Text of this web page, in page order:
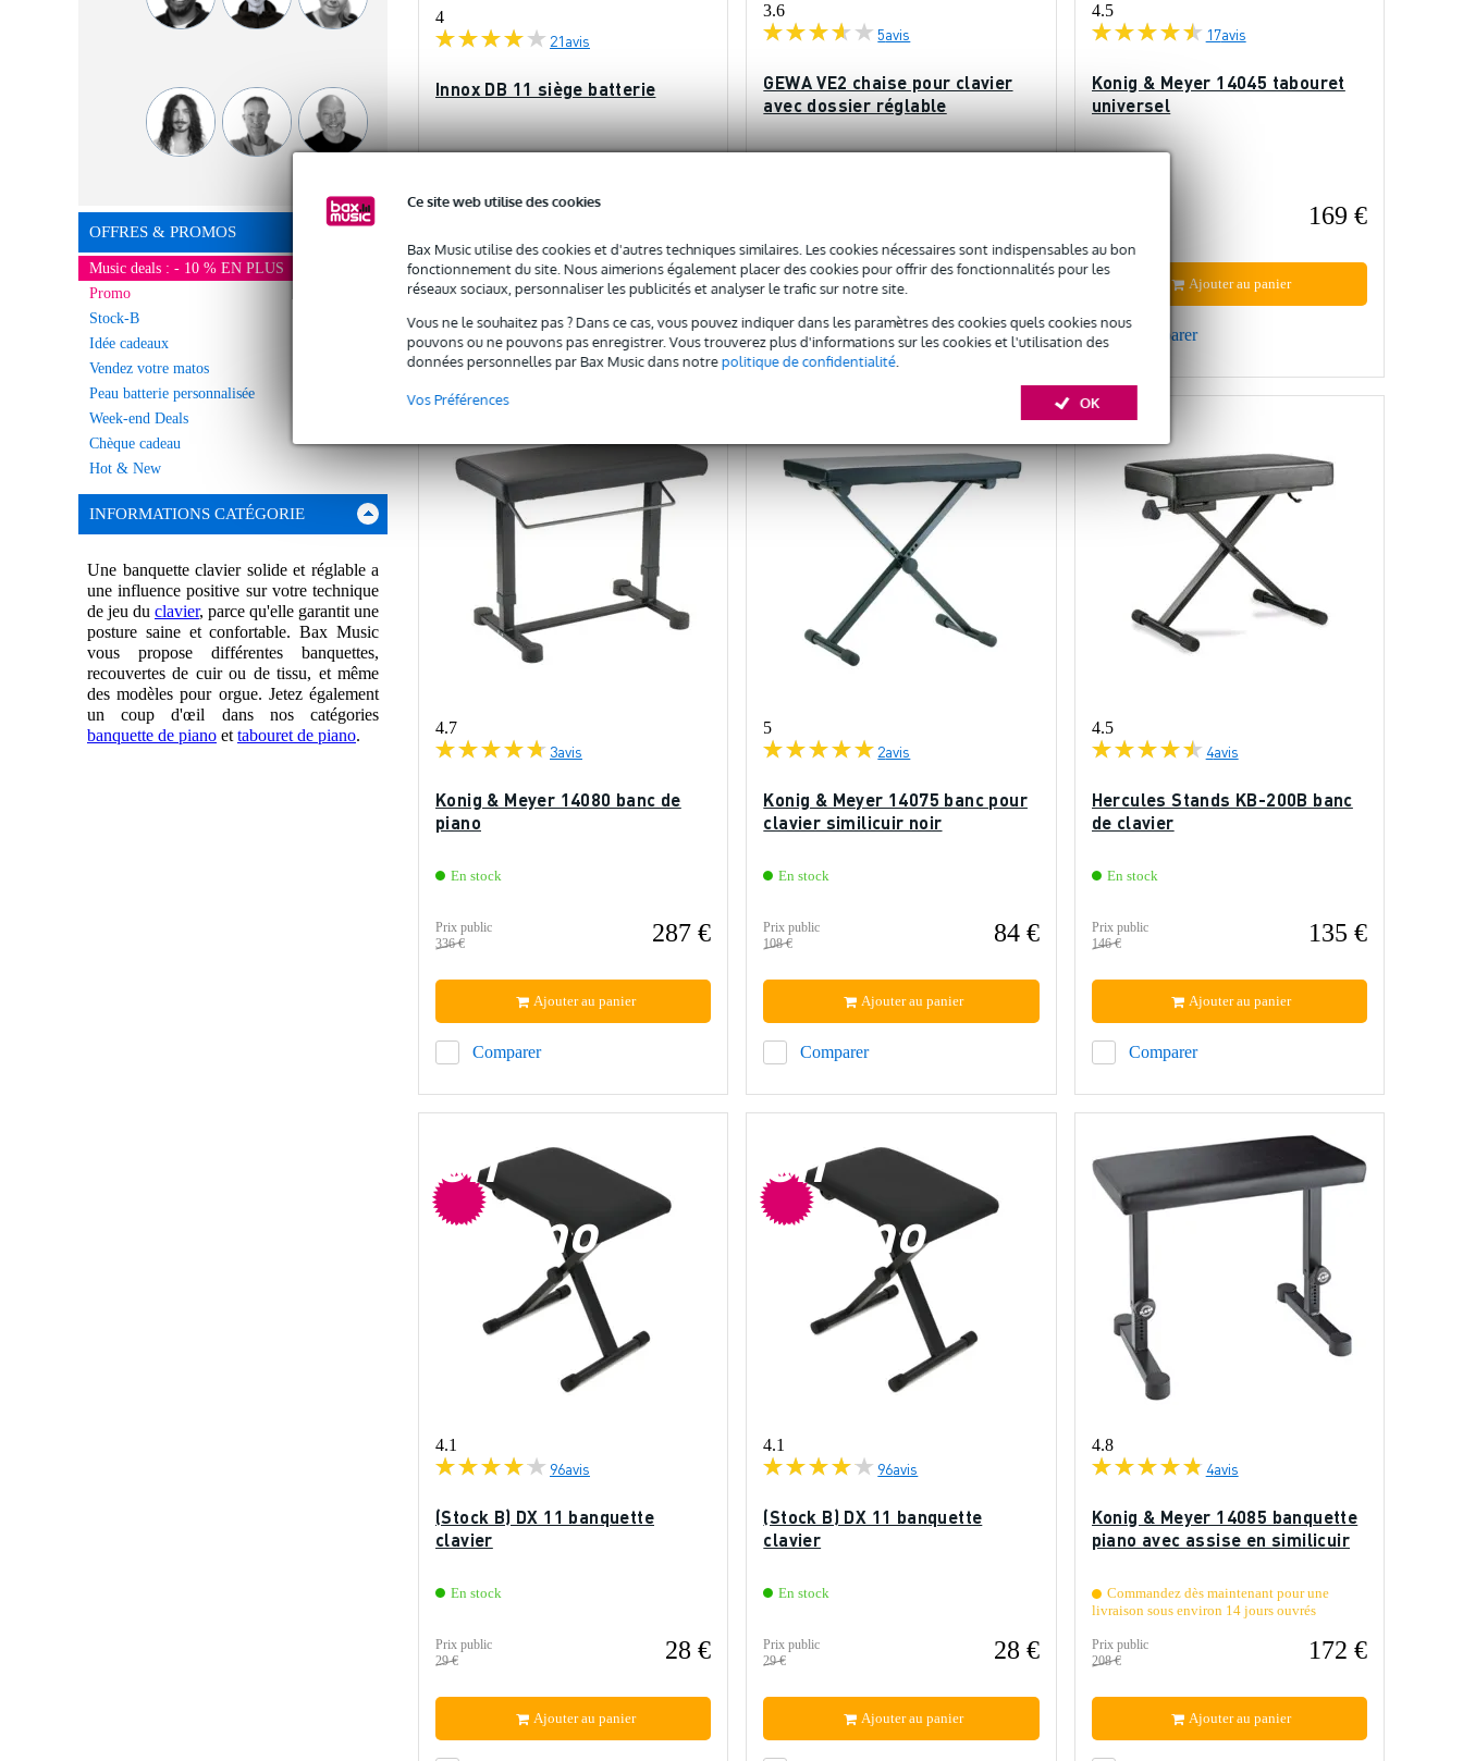
Ce site web utilise des cookies
Bax Music utilise des cookies et d'autres techniques similaires. Les cookies nécessaires sont indispensables au bon
fonctionnement du site. Nous aimerions également placer des cookies pour offrir des fonctionnalités pour les
réseaux sociaux, personnaliser les publicités et analyser le trafic sur notre site.
Vous ne le souhaitez pas ? Dans ce cas, vous pouvez indiquer dans les paramètres des cookies quels cookies nous
pouvons ou ne pouvons pas enregistrer. Vous trouverez plus d'informations sur les cookies et l'utilisation des
données personnelles par Bax Music dans notrepolitique de confidentialité.
OK
Vos Préférences
OFFRES & PROMOS
Music deals : - 10 % EN PLUS
Promo
Stock-B
Idée cadeaux
Vendez votre matos
Peau batterie personnalisée
Week-end Deals
Chèque cadeau
Hot & New
INFORMATIONS CATÉGORIE
Une banquette clavier solide et réglable a
une influence positive sur votre technique
de jeu du clavier, parce qu'elle garantit une
posture saine et confortable. Bax Music
vous propose différentes banquettes,
recouvertes de cuir ou de tissu, et même
des modèles pour orgue. Jetez également
un coup d'œil dans nos catégories
banquette de piano et tabouret de piano.
4
21avis
Innox DB 11 siège batterie
Ajouter au panier
3.6
5avis
GEWA VE2 chaise pour clavier
avec dossier réglable
Comparer
Ajouter au panier
4.5
17avis
Konig & Meyer 14045 tabouret
universel
169 €
Comparer
Ajouter au panier
4.7
3avis
Konig & Meyer 14080 banc de
piano
En stock
Prix public
336 €
287 €
Comparer
Ajouter au panier
5
2avis
Konig & Meyer 14075 banc pour
clavier similicuir noir
En stock
Prix public
108 €
84 €
Comparer
Ajouter au panier
4.5
4avis
Hercules Stands KB-200B banc
de clavier
En stock
Prix public
146 €
135 €
Comparer
Ajouter au panier
en
promo
4.1
96avis
(Stock B) DX 11 banquette
clavier
En stock
Prix public
29 €
28 €
Ajouter au panier
en
promo
4.1
96avis
(Stock B) DX 11 banquette
clavier
En stock
Prix public
29 €
28 €
Ajouter au panier
4.8
4avis
Konig & Meyer 14085 banquette
piano avec assise en similicuir
Commandez dès maintenant pour une
livraison sous environ 14 jours ouvrés
Prix public
208 €
172 €
Ajouter au panier